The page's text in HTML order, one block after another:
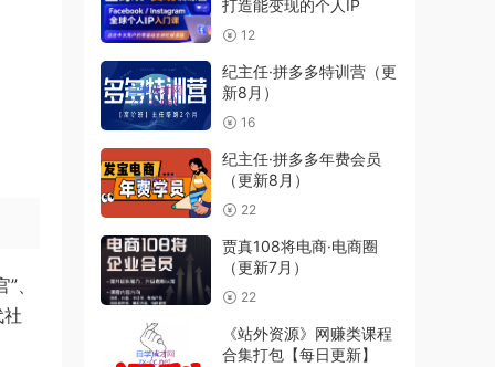
、
打造能变现的个人IP
12
纪主任·拼多多特训营（更
新8月）
16
纪主任·拼多多年费会员
（更新8月）
22
贾真108将电商·电商圈
（更新7月）
22
《站外资源》网赚类课程
合集打包【每日更新】